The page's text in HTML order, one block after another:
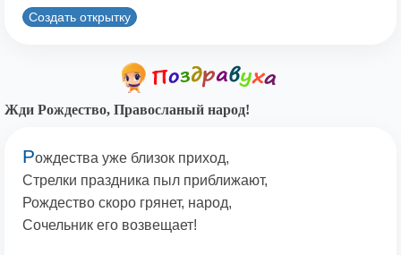
Создать открытку
Жди Рождество, Правосланый народ!
Рождества уже близок приход,
Стрелки праздника пыл приближают,
Рождество скоро грянет, народ,
Сочельник его возвещает!